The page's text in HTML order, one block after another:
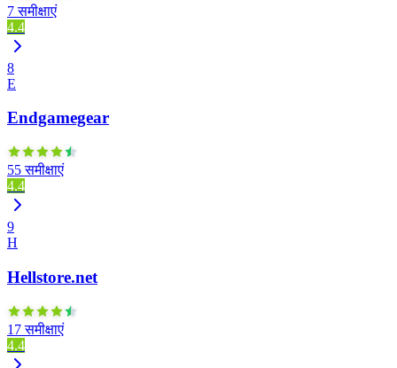
7 समीक्षाएं
4.4
8
E
Endgamegear
55 समीक्षाएं
4.4
9
H
Hellstore.net
17 समीक्षाएं
4.4